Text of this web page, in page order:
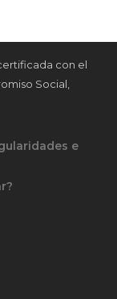
con el
Social,
e